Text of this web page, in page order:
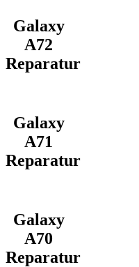
Galaxy
A72
Reparatur
Galaxy
A71
Reparatur
Galaxy
A70
Reparatur